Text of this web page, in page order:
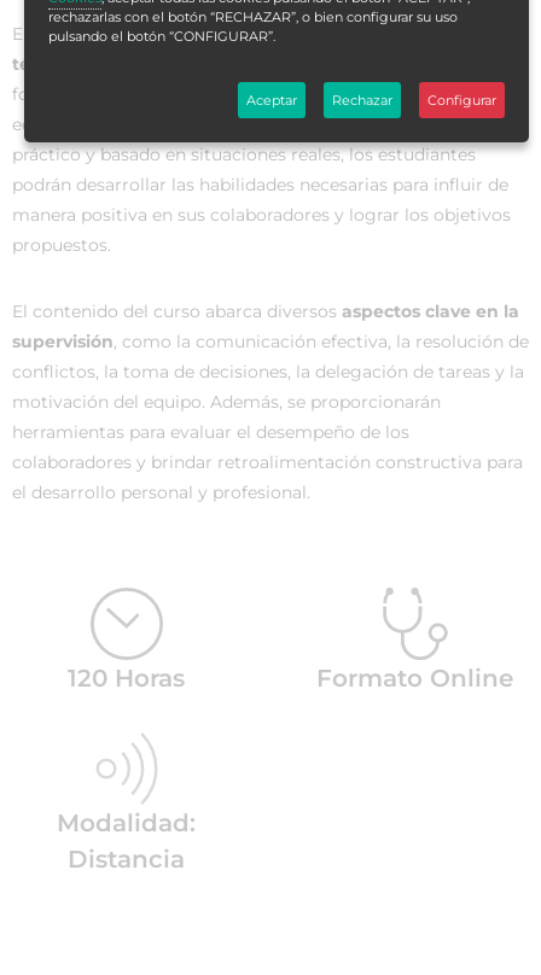
En este curso, los participantes aprenderán las
técnicas más innovadoras y efectivas en supervisión
fortaleciendo así su capacidad para liderar y gestionar
equipos de trabajo de manera exitosa. A través de un enfoque
práctico y basado en situaciones reales, los estudiantes
podrán desarrollar las habilidades necesarias para influir de
manera positiva en sus colaboradores y lograr los objetivos
propuestos.
El contenido del curso abarca diversos aspectos clave en la
supervisión, como la comunicación efectiva, la resolución de
conflictos, la toma de decisiones, la delegación de tareas y la
motivación del equipo. Además, se proporcionarán
herramientas para evaluar el desempeño de los
colaboradores y brindar retroalimentación constructiva para
el desarrollo personal y profesional.
120 Horas Formato Online
Modalidad:
Distancia
rechazarlas con el botón “RECHAZAR”, o bien configurar su uso
pulsando el botón “CONFIGURAR”.
Aceptar Rechazar Configurar